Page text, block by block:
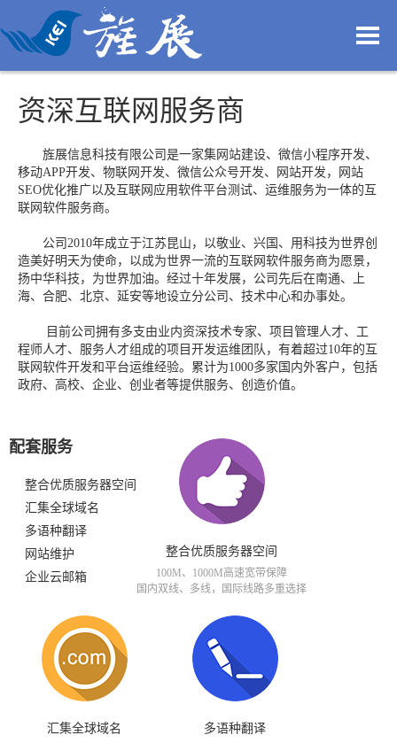
资深互联网服务商
旌展信息科技有限公司是一家集网站建设、 微信小程序开发、
移动APP开发、物联网开发、微信公众号开发、网站开发，网站
SEO优化推广以及互联网应用软件平台测试、运维服务为一体的互
联网软件服务商。
公司2010年成立于江苏昆山，以敬业、兴国、用科技为世界创
造美好明天为使命，以成为世界一流的互联网软件服务商为愿景，
扬中华科技，为世界加油。经过十年发展，公司先后在南通、上
海、合肥、北京、延安等地设立分公司、技术中心和办事处。
目前公司拥有多支由业内资深技术专家、项目管理人才、工
程师人才、服务人才组成的项目开发运维团队，有着超过10年的互
联网软件开发和平台运维经验。累计为1000多家国内外客户，包括
政府、高校、企业、创业者等提供服务、创造价值。
配套服务
整合优质服务器空间
汇集全球域名
多语种翻译
网站维护
企业云邮箱
整合优质服务器空间
100M、1000M高速宽带保障
国内双线、多线，国际线路多重选择
汇集全球域名 多语种翻译